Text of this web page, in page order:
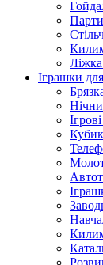
Іграшки